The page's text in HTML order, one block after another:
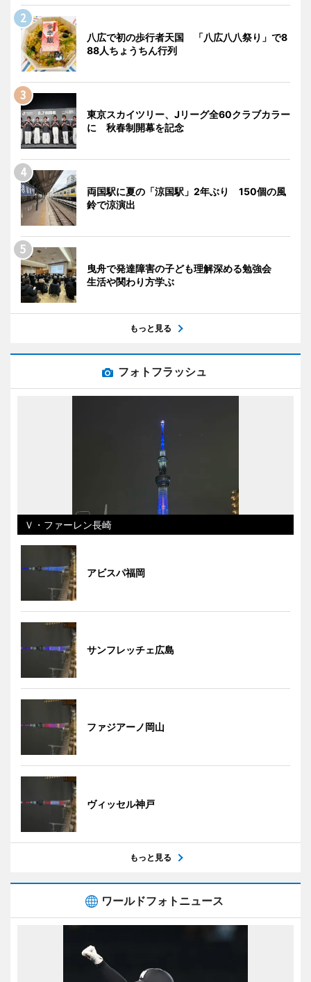
八広で初の歩行者天国 「八広八八祭り」で8
88人ちょうちん行列
東京スカイツリー、Jリーグ全60クラブカラー
に 秋春制開幕を記念
両国駅に夏の「涼国駅」2年ぶり 150個の風
鈴で涼演出
曳舟で発達障害の子ども理解深める勉強会
生活や関わり方学ぶ
もっと見る
フォトフラッシュ
Ｖ・ファーレン長崎
アビスパ福岡
サンフレッチェ広島
ファジアーノ岡山
ヴィッセル神戸
もっと見る
ワールドフォトニュース